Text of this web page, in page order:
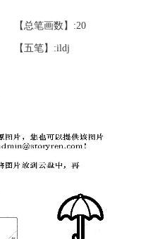
【总笔画数】:20
【五笔】:ildj